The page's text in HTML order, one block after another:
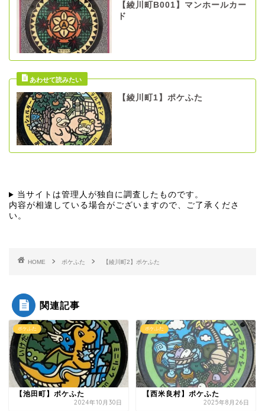
【綾川町B001】マンホールカー
ド
【綾川町1】ポケふた
当サイトは管理人が独自に調査したものです。
内容が相違している場合がございますので、ご了承くださ
い。
HOME ポケふた 【綾川町2】ポケふた
関連記事
ポケふた
【池田町】ポケふた
2024年10月30日
ポケふた
【西米良村】ポケふた
2025年8月26日